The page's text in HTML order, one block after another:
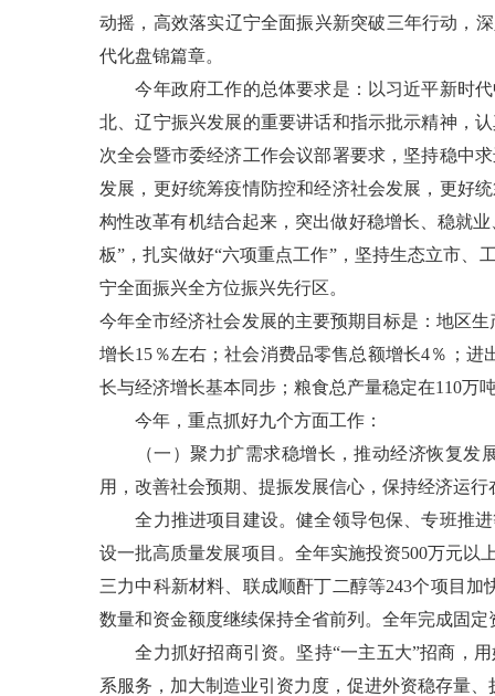
动摇，高效落实辽宁全面振兴新突破三年行动，
代化盘锦篇章。
今年政府工作的总体要求是：以习近平新时代
北、辽宁振兴发展的重要讲话和指示批示精神，
次全会暨市委经济工作会议部署要求，坚持稳中
发展，更好统筹疫情防控和经济社会发展，更好
构性改革有机结合起来，突出做好稳增长、稳就
板”，扎实做好“六项重点工作”，坚持生态立市
宁全面振兴全方位振兴先行区。
今年全市经济社会发展的主要预期目标是：地区
增长15％左右；社会消费品零售总额增长4％；
长与经济增长基本同步；粮食总产量稳定在110万
今年，重点抓好九个方面工作：
（一）聚力扩需求稳增长，推动经济恢复发展
用，改善社会预期、提振发展信心，保持经济运行
全力推进项目建设。健全领导包保、专班推进
设一批高质量发展项目。全年实施投资500万元以
三力中科新材料、联成顺酐丁二醇等243个项目
数量和资金额度继续保持全省前列。全年完成固
全力抓好招商引资。坚持“一主五大”招商，用
系服务，加大制造业引资力度，促进外资稳存量